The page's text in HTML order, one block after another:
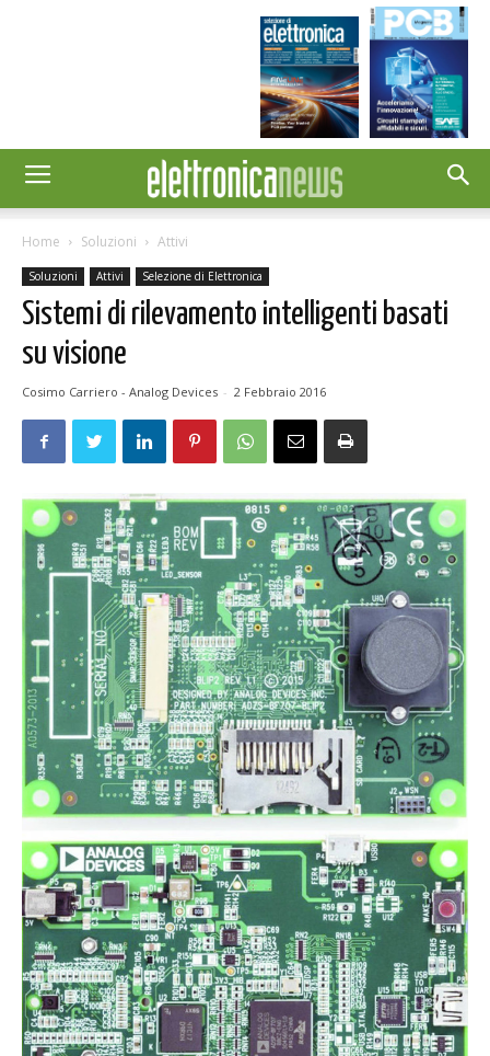
Home Soluzioni Attivi
Soluzioni Attivi Selezione di Elettronica
Sistemi di rilevamento intelligenti basati
su visione
Cosimo Carriero - Analog Devices - 2 Febbraio 2016